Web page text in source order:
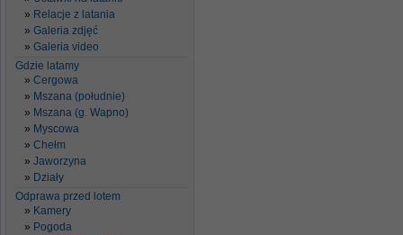
Relacje z latania
Galeria zdjęć
Galeria video
Gdzie latamy
Cergowa
Mszana (południe)
Mszana (g. Wapno)
Myscowa
Chełm
Jaworzyna
Działy
Odprawa przed lotem
Kamery
Pogoda